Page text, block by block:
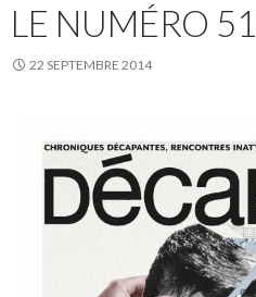
LE NUMÉRO 51
22 SEPTEMBRE 2014